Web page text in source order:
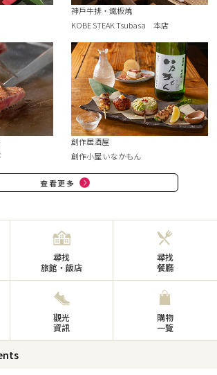
神戶牛排・鐵板燒
KOBE STEAK Tsubasa 本店
創作居酒屋
創作小屋 いなかもん
查看更多
尋找
旅館・飯店
尋找
餐廳
觀光
資訊
購物
一覽